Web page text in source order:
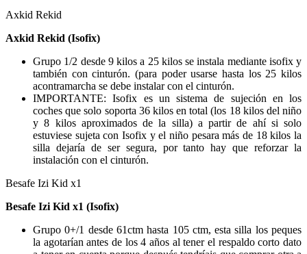
Axkid Rekid
Axkid Rekid (Isofix)
Grupo 1/2 desde 9 kilos a 25 kilos se instala mediante isofix y
también con cinturón. (para poder usarse hasta los 25 kilos
acontramarcha se debe instalar con el cinturón.
IMPORTANTE: Isofix es un sistema de sujeción en los
coches que solo soporta 36 kilos en total (los 18 kilos del niño
y 8 kilos aproximados de la silla) a partir de ahí si solo
estuviese sujeta con Isofix y el niño pesara más de 18 kilos la
silla dejaría de ser segura, por tanto hay que reforzar la
instalación con el cinturón.
Besafe Izi Kid x1
Besafe Izi Kid x1 (Isofix)
Grupo 0+/1 desde 61ctm hasta 105 ctm, esta silla los peques
la agotarían antes de los 4 años al tener el respaldo corto dato